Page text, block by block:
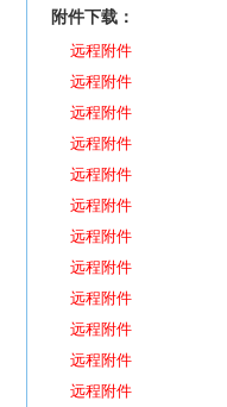
附件下载：
远程附件
远程附件
远程附件
远程附件
远程附件
远程附件
远程附件
远程附件
远程附件
远程附件
远程附件
远程附件